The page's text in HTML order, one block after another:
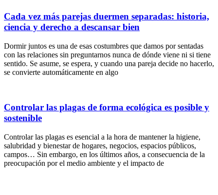
Cada vez más parejas duermen separadas: historia,
ciencia y derecho a descansar bien
Dormir juntos es una de esas costumbres que damos por sentadas
con las relaciones sin preguntarnos nunca de dónde viene ni si tiene
sentido. Se asume, se espera, y cuando una pareja decide no hacerlo,
se convierte automáticamente en algo
Controlar las plagas de forma ecológica es posible y
sostenible
Controlar las plagas es esencial a la hora de mantener la higiene,
salubridad y bienestar de hogares, negocios, espacios públicos,
campos… Sin embargo, en los últimos años, a consecuencia de la
preocupación por el medio ambiente y el impacto de